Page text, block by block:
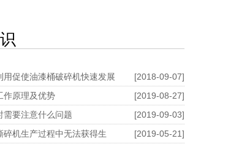
用促使油漆桶破碎机快速发展
[2018-09-07]
作原理及优势
[2019-08-27]
需要注意什么问题
[2019-09-03]
碎机生产过程中无法获得生
[2019-05-21]